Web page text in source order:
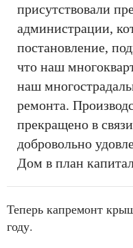
присутствовали
администрации,
постановление,
что наш
наш
ремонта.
прекращено в
добровольно
Дом в план
Теперь капремонт
году.